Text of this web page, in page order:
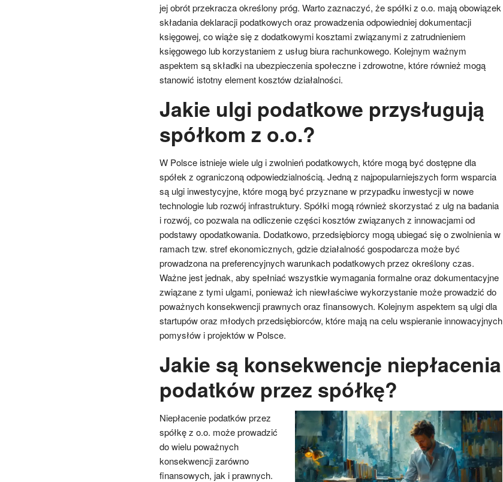
jej obrót przekracza określony próg. Warto zaznaczyć, że spółki z o.o. mają obowiązek
składania deklaracji podatkowych oraz prowadzenia odpowiedniej dokumentacji
księgowej, co wiąże się z dodatkowymi kosztami związanymi z zatrudnieniem
księgowego lub korzystaniem z usług biura rachunkowego. Kolejnym ważnym
aspektem są składki na ubezpieczenia społeczne i zdrowotne, które również mogą
stanowić istotny element kosztów działalności.
Jakie ulgi podatkowe przysługują
spółkom z o.o.?
W Polsce istnieje wiele ulg i zwolnień podatkowych, które mogą być dostępne dla
spółek z ograniczoną odpowiedzialnością. Jedną z najpopularniejszych form wsparcia
są ulgi inwestycyjne, które mogą być przyznane w przypadku inwestycji w nowe
technologie lub rozwój infrastruktury. Spółki mogą również skorzystać z ulg na badania
i rozwój, co pozwala na odliczenie części kosztów związanych z innowacjami od
podstawy opodatkowania. Dodatkowo, przedsiębiorcy mogą ubiegać się o zwolnienia w
ramach tzw. stref ekonomicznych, gdzie działalność gospodarcza może być
prowadzona na preferencyjnych warunkach podatkowych przez określony czas.
Ważne jest jednak, aby spełniać wszystkie wymagania formalne oraz dokumentacyjne
związane z tymi ulgami, ponieważ ich niewłaściwe wykorzystanie może prowadzić do
poważnych konsekwencji prawnych oraz finansowych. Kolejnym aspektem są ulgi dla
startupów oraz młodych przedsiębiorców, które mają na celu wspieranie innowacyjnych
pomysłów i projektów w Polsce.
Jakie są konsekwencje niepłacenia
podatków przez spółkę?
Niepłacenie podatków przez
spółkę z o.o. może prowadzić
do wielu poważnych
konsekwencji zarówno
finansowych, jak i prawnych.